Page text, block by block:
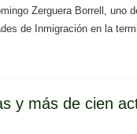
Zerguera Borrell, uno
de Inmigración en la
y más de cien